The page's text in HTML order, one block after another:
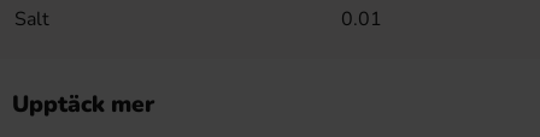
Salt
0.01
Upptäck mer